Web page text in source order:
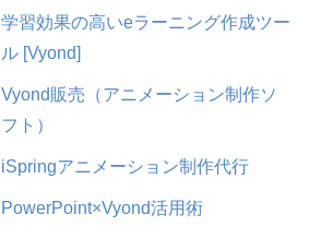
学習効果の高いeラーニング作成ツー
ル [Vyond]
Vyond販売（アニメーション制作ソ
フト）
iSpringアニメーション制作代行
PowerPoint×Vyond活用術